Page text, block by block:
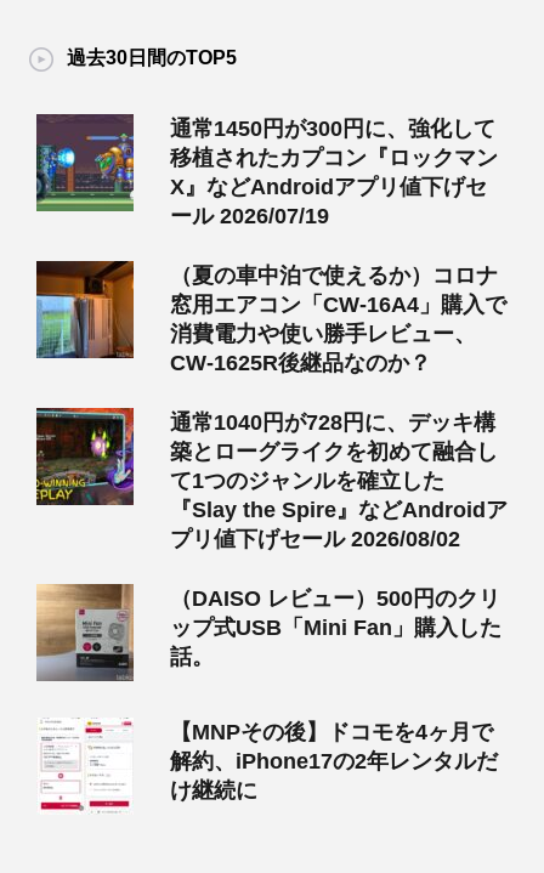
過去30日間のTOP5
通常1450円が300円に、強化して
移植されたカプコン『ロックマン
X』などAndroidアプリ値下げセ
ール 2026/07/19
（夏の車中泊で使えるか）コロナ
窓用エアコン「CW-16A4」購入で
消費電力や使い勝手レビュー、
CW-1625R後継品なのか？
通常1040円が728円に、デッキ構
築とローグライクを初めて融合し
て1つのジャンルを確立した
『Slay the Spire』などAndroidア
プリ値下げセール 2026/08/02
（DAISO レビュー）500円のクリ
ップ式USB「Mini Fan」購入した
話。
【MNPその後】ドコモを4ヶ月で
解約、iPhone17の2年レンタルだ
け継続に